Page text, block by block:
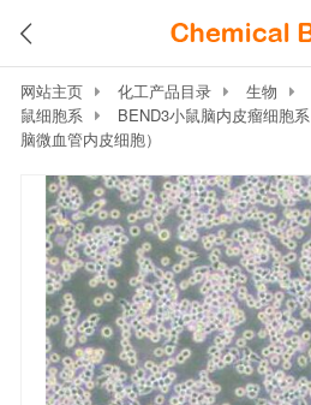
网站主页 化工产品目录 生物
鼠细胞系
BEND3小鼠脑内皮瘤细胞系
脑微血管内皮细胞）